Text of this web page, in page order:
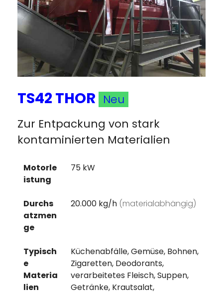
TS42 THOR Neu
Zur Entpackung von stark
kontaminierten Materialien
Motorle
istung
75 kW
Durchs
atzmen
ge
20.000 kg/h (materialabhängig)
Typisch
e
Materia
lien
Küchenabfälle, Gemüse, Bohnen,
Zigaretten, Deodorants,
verarbeitetes Fleisch, Suppen,
Getränke, Krautsalat,